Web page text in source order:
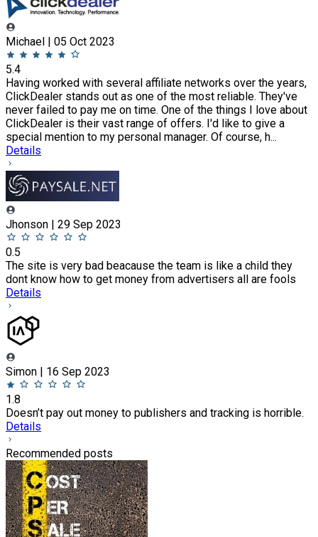
Michael | 05 Oct 2023
5.4
Having worked with several affiliate networks over the years,
ClickDealer stands out as one of the most reliable. They've
never failed to pay me on time. One of the things I love about
ClickDealer is their vast range of offers. I'd like to give a
special mention to my personal manager. Of course, h...
Details
Jhonson | 29 Sep 2023
0.5
The site is very bad beacause the team is like a child they
dont know how to get money from advertisers all are fools
Details
Simon | 16 Sep 2023
1.8
Doesn’t pay out money to publishers and tracking is horrible.
Details
Recommended posts